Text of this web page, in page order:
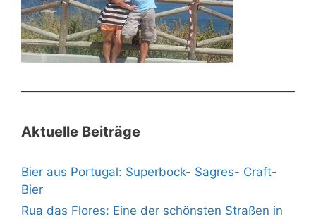
Aktuelle Beiträge
Bier aus Portugal: Superbock- Sagres- Craft-
Bier
Rua das Flores: Eine der schönsten Straßen in